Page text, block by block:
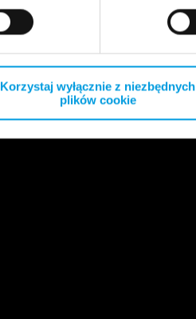
Korzystaj wyłącznie z niezbędnych
plików cookie